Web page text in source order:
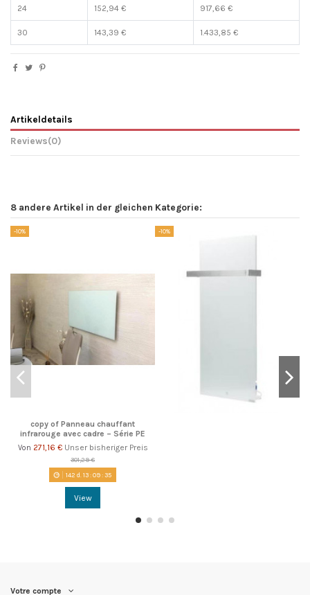
24 152,94 € 917,66 €
30 143,39 € 1.433,85 €
Artikeldetails
Reviews(0)
8 andere Artikel in der gleichen Kategorie:
-10%
copy of Panneau chauffant
infrarouge avec cadre – Série PE
Von 271,16 € Unser bisheriger Preis
301,29 €
142 d. 13:09:35
View
-10%
Votre compte